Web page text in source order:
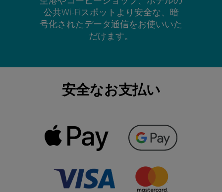
公共Wi-Fiスポットより安全な、暗
号化されたデータ通信をお使いいた
だけます。
安全なお支払い